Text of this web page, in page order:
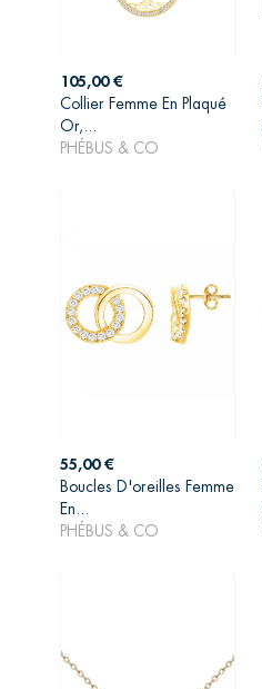
Prix
105,00 €
Collier Femme En Plaqué
Or,...
PHÉBUS & CO
AJOUTER AU
Prix
55,00 €
Boucles D'oreilles Femme
En...
PHÉBUS & CO
AJOUTER AU